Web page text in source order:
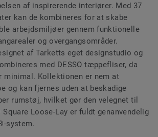
af inspirerende interiører. Med 37
kan de kombineres for at skabe
arbejdsmiljøer gennem funktionelle
og overgangsområder.
af Tarketts eget designstudio og
med DESSO tæppefliser, da
minimal. Kollektionen er nem at
og kan fjernes uden at beskadige
rumstøj, hvilket gør den velegnet til
Square Loose-Lay er fuldt genanvendelig
system.